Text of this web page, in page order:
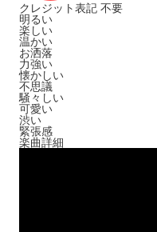
クレジット表記 不要
明るい
楽しい
温かい
お洒落
力強い
懐かしい
不思議
騒々しい
可愛い
渋い
緊張感
楽曲詳細